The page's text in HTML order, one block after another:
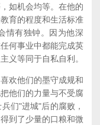
如机会均等。在他的
育的程度和生活标准
情有独钟。因为他深
何事业中都能完成英
义等同于自私自利。
欢他们的墨守成规和
他们的力量与不受腐
们"进城"后的腐败，
到了少量的口粮和微